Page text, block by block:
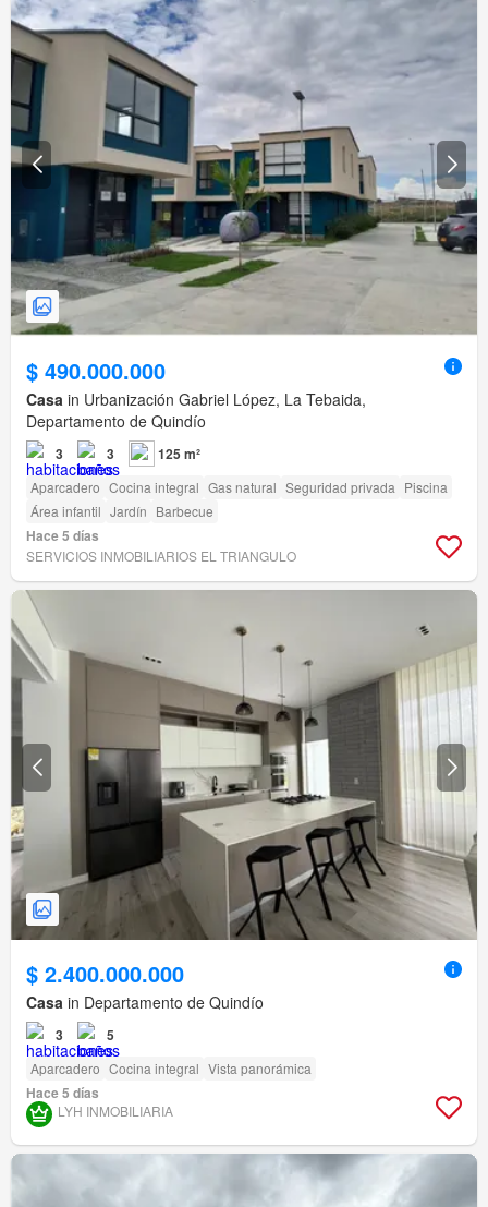
$ 490.000.000
Casa in Urbanización Gabriel López, La Tebaida,
Departamento de Quindío
3 3 125 m²
Aparcadero Cocina integral Gas natural Seguridad privada Piscina
Área infantil Jardín Barbecue
Hace 5 días
SERVICIOS INMOBILIARIOS EL TRIANGULO
$ 2.400.000.000
Casa in Departamento de Quindío
3 5
Aparcadero Cocina integral Vista panorámica
Hace 5 días
LYH INMOBILIARIA